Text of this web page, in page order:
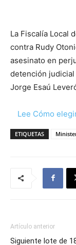
La Fiscalía Local
contra Rudy
asesinato en
detención judicial
Jorge Esaú
Lee Cómo
ETIQUETAS
Artículo anterior
Siguiente lote de